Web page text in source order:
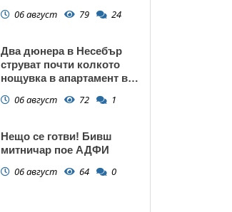
запазва
06 август 79 24
Два дюнера в Несебър
струват почти колкото
нощувка в апартамент в
06 август 72 1
Нещо се готви! Бивш
митничар пое АДФИ
06 август 64 0